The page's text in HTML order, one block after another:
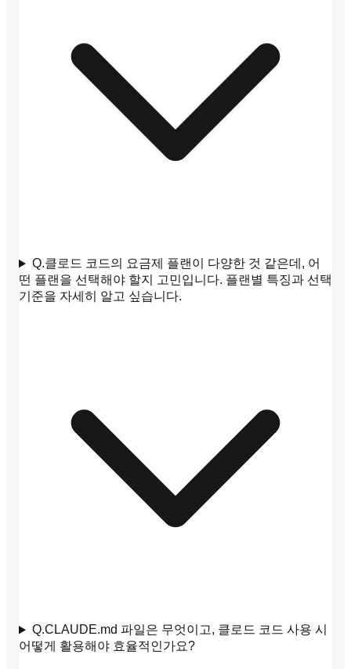
Q.클로드 코드의 요금제 플랜이 다양한 것 같은데, 어
떤 플랜을 선택해야 할지 고민입니다. 플랜별 특징과 선택
기준을 자세히 알고 싶습니다.
Q.CLAUDE.md 파일은 무엇이고, 클로드 코드 사용 시
어떻게 활용해야 효율적인가요?